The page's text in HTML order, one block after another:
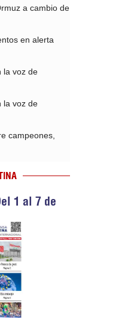
a cambio de
en alerta
la voz de
la voz de
campeones,
1 al 7 de